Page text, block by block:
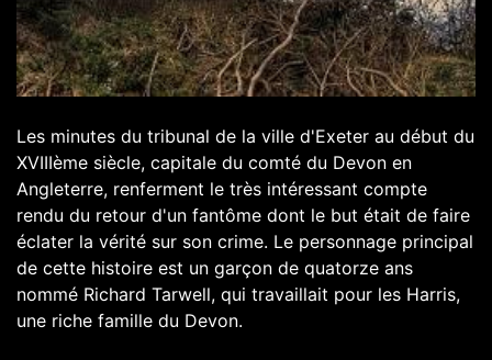
Les minutes du tribunal de la ville d'Exeter au début du
XVIIIème siècle, capitale du comté du Devon en
Angleterre, renferment le très intéressant compte
rendu du retour d'un fantôme dont le but était de faire
éclater la vérité sur son crime. Le personnage principal
de cette histoire est un garçon de quatorze ans
nommé Richard Tarwell, qui travaillait pour les Harris,
une riche famille du Devon.